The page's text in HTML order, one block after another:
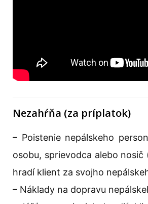
Nezahŕňa (za príplatok)
– Poistenie nepálskeho
osobu, sprievodca alebo
hradí klient za svojho
– Náklady na dopravu